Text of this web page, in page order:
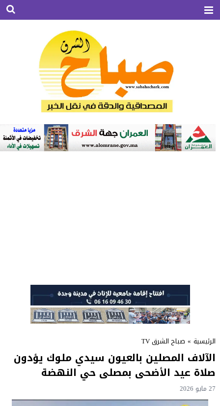
الرئيسية » صباح الشرق TV
الآلاف المصلين بالعيون سيدي ملوك يؤدون
صلاة عيد الأضحى بمصلى حي النهضة
27 مايو 2026